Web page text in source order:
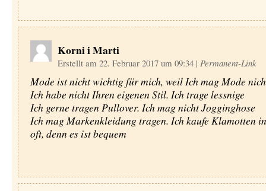
Korni i Marti
Erstellt am 22. Februar 2017 um 09:34 | Permanent-Link
Mode ist nicht wichtig für mich, weil Ich mag Mode
Ich habe nicht Ihren eigenen Stil. Ich trage lessnige
Ich gerne tragen Pullover. Ich mag nicht Jogginghose
Ich mag Markenkleidung tragen. Ich kaufe Klamotten
oft, denn es ist bequem